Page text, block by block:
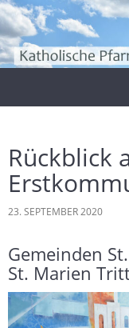
Zum
Inhalt
springen
Rückblick
23. SEPTEMBER 2020
Gemeinden
St. Marien